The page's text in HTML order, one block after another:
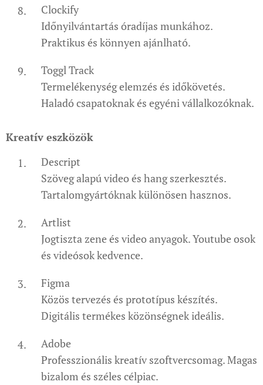
Clockify
Időnyilvántartás óradíjas munkához.
Praktikus és könnyen ajánlható.
Toggl Track
Termelékenység elemzés és időkövetés.
Haladó csapatoknak és egyéni vállalkozóknak.
Kreatív eszközök
Descript
Szöveg alapú video és hang szerkesztés.
Tartalomgyártóknak különösen hasznos.
Artlist
Jogtiszta zene és video anyagok. Youtube osok
és videósok kedvence.
Figma
Közös tervezés és prototípus készítés.
Digitális termékes közönségnek ideális.
Adobe
Professzionális kreatív szoftvercsomag. Magas
bizalom és széles célpiac.